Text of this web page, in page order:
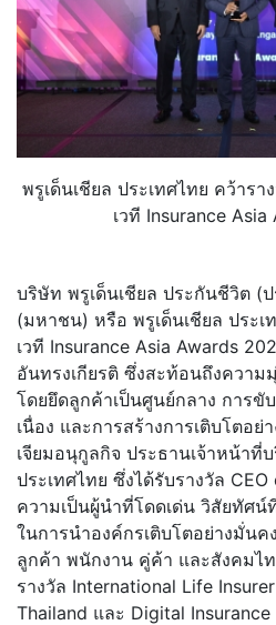
พรูเด็นเชียล ประเทศไทย คว้ารา
เวที Insurance
บริษัท พรูเด็นเชียล ประกันชีวิต (
(มหาชน) หรือ พรูเด็นเชียล ประเ
เวที Insurance Asia Awards
อันทรงเกียรติ ซึ่งสะท้อนถึงความ
โดยยึดลูกค้าเป็นศูนย์กลาง การขั
เนื่อง และการสร้างการเติบโตอย่
เจียมอนุกูลกิจ ประธานเจ้าหน้าที่
ประเทศไทย ซึ่งได้รับรางวัล
ความเป็นผู้นำที่โดดเด่น วิสัยทัศน์
ในการนำองค์กรเติบโตอย่างมั่น
ลูกค้า พนักงาน คู่ค้า และสังคมไ
รางวัล International Life
Thailand และ Digital